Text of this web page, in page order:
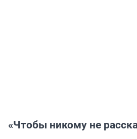
«Чтобы никому не